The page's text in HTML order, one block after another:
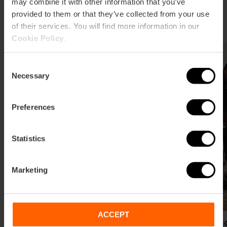
provided to them or that they’ve collected from your use
of their services. You will find more information in our
Cookie Policy
Selection
Necessary
Preferences
Statistics
Marketing
ACCEPT
talento local, València Film Office es tu socio
estratégico en la ciudad.
Servicios València Film Office